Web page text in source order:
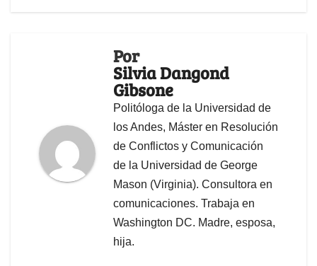
Por
Silvia Dangond
Gibsone
Politóloga de la Universidad de
los Andes, Máster en Resolución
de Conflictos y Comunicación
de la Universidad de George
Mason (Virginia). Consultora en
comunicaciones. Trabaja en
Washington DC. Madre, esposa,
hija.